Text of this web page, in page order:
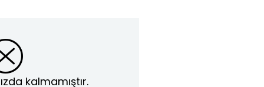
kalmamıştır.